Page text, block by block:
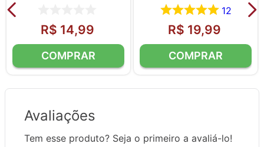
R$ 14,99
12
R$ 19,99
Avaliações
Tem esse produto? Seja o primeiro a avaliá-lo!